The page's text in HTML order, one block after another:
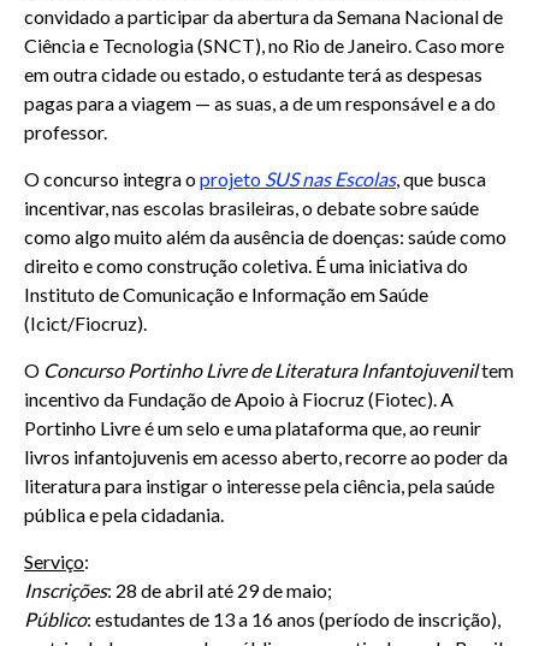
convidado a participar da abertura da Semana Nacional de
Ciência e Tecnologia (SNCT), no Rio de Janeiro. Caso more
em outra cidade ou estado, o estudante terá as despesas
pagas para a viagem — as suas, a de um responsável e a do
professor.
O concurso integra oprojeto SUS nas Escolas, que busca
incentivar, nas escolas brasileiras, o debate sobre saúde
como algo muito além da ausência de doenças: saúde como
direito e como construção coletiva. É uma iniciativa do
Instituto de Comunicação e Informação em Saúde
(Icict/Fiocruz).
O Concurso Portinho Livre de Literatura Infantojuveniltem
incentivo da Fundação de Apoio à Fiocruz (Fiotec). A
Portinho Livre é um selo e uma plataforma que, ao reunir
livros infantojuvenis em acesso aberto, recorre ao poder da
literatura para instigar o interesse pela ciência, pela saúde
pública e pela cidadania.
Serviço:
Inscrições: 28 de abril até 29 de maio;
Público: estudantes de 13 a 16 anos (período de inscrição),